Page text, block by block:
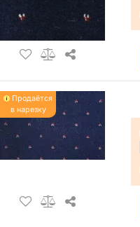
Продаётся
в нарезку